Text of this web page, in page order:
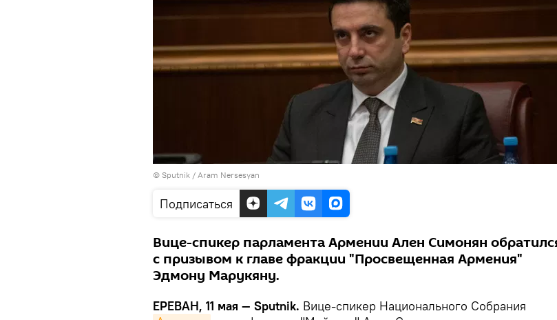
© Sputnik / Aram Nersesyan
Подписаться
Вице-спикер парламента Армении Ален Симонян
с призывом к главе фракции "Просвещенная Армения"
Эдмону Марукяну.
ЕРЕВАН, 11 мая — Sputnik. Вице-спикер Национального Собрания